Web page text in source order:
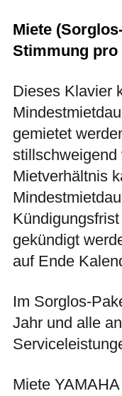
Miete
Stimmung pro
Dieses Klavier
gemietet
Mietverhältnis
gekündigt
auf Ende
Im Sorglos-
Jahr und alle
Miete